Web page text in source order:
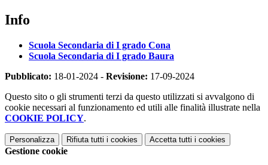
Info
Scuola Secondaria di I grado Cona
Scuola Secondaria di I grado Baura
Pubblicato: 18-01-2024 - Revisione: 17-09-2024
Questo sito o gli strumenti terzi da questo utilizzati si avvalgono di
cookie necessari al funzionamento ed utili alle finalità illustrate nella
COOKIE POLICY.
Personalizza Rifiuta tutti i cookies Accetta tutti i cookies
Gestione cookie